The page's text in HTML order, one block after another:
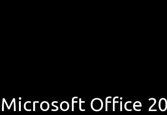
Microsoft Office